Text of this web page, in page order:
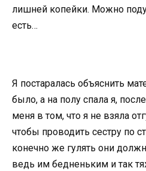
лишней копейки. Можно
есть…
Я постаралась объяснить
было, а на полу спала я,
меня в том, что я не взяла
чтобы проводить сестру по
конечно же гулять они
ведь им бедненьким и так